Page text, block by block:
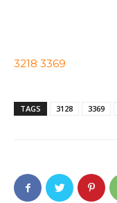
3218 3369
TAGS 3128 3369